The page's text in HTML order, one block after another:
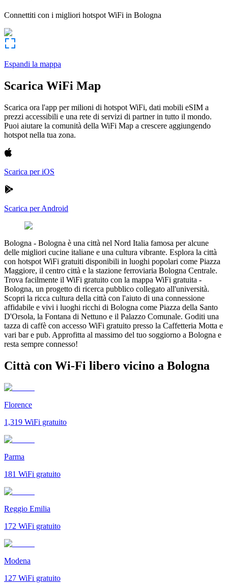
Connettiti con i migliori hotspot WiFi in Bologna
Espandi la mappa
Scarica WiFi Map
Scarica ora l'app per milioni di hotspot WiFi, dati mobili eSIM a
prezzi accessibili e una rete di servizi di partner in tutto il mondo.
Puoi aiutare la comunità della WiFi Map a crescere aggiungendo
hotspot nella tua zona.
Scarica per iOS
Scarica per Android
Bologna - Bologna è una città nel Nord Italia famosa per alcune
delle migliori cucine italiane e una cultura vibrante. Esplora la città
con hotspot WiFi gratuiti disponibili in luoghi popolari come Piazza
Maggiore, il centro città e la stazione ferroviaria Bologna Centrale.
Trova facilmente il WiFi gratuito con la mappa WiFi gratuita -
Bologna, un progetto di ricerca pubblico collegato all'università.
Scopri la ricca cultura della città con l'aiuto di una connessione
affidabile e vivi i luoghi ricchi di Bologna come Piazza della Santo
D'Orsola, la Fontana di Nettuno e il Palazzo Comunale. Goditi una
tazza di caffè con accesso WiFi gratuito presso la Caffetteria Motta e
vari bar e pub. Approfitta al massimo del tuo soggiorno a Bologna e
resta sempre connesso!
Città con Wi-Fi libero vicino a Bologna
Florence
1,319 WiFi gratuito
Parma
181 WiFi gratuito
Reggio Emilia
172 WiFi gratuito
Modena
127 WiFi gratuito